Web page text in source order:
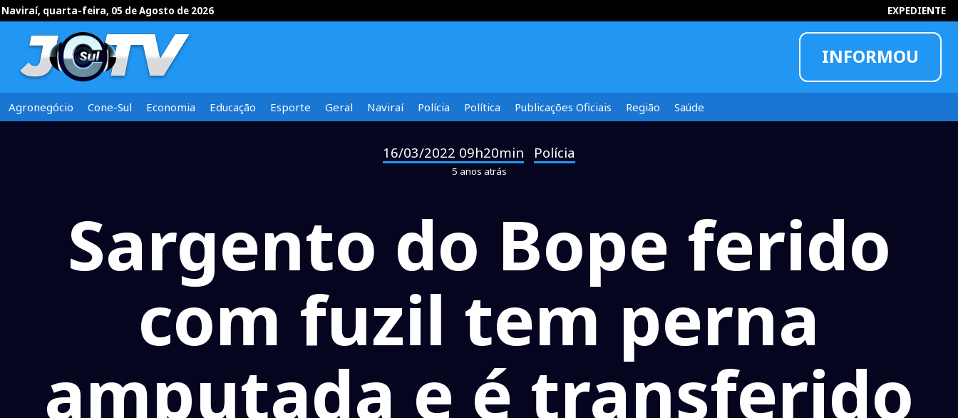
Naviraí, quarta-feira, 05 de Agosto de 2026 EXPEDIENTE
INFORMOU
Agronegócio Cone-Sul Economia Educação Esporte Geral Naviraí Polícia Política Publicações Oficiais Região Saúde
16/03/2022 09h20min Polícia
5 anos atrás
Sargento do Bope ferido
com fuzil tem perna
amputada e é transferido